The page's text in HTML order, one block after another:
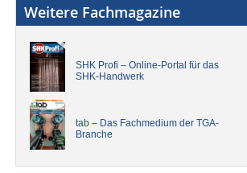
Weitere Fachmagazine
SHK Profi – Online-Portal für das
SHK-Handwerk
tab – Das Fachmedium der TGA-
Branche